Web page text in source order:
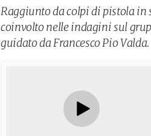
Raggiunto da colpi di pistola
coinvolto nelle indagini sul
guidato da Francesco Pio Valda.